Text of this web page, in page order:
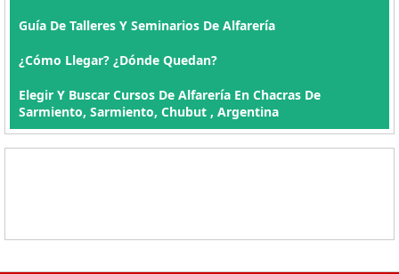
Guía De Talleres Y Seminarios De Alfarería
¿Cómo Llegar? ¿Dónde Quedan?
Elegir Y Buscar Cursos De Alfarería En Chacras De
Sarmiento, Sarmiento, Chubut , Argentina